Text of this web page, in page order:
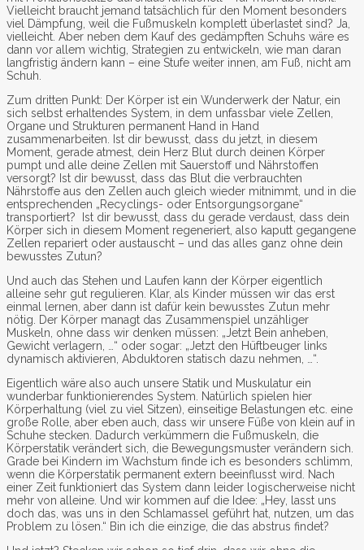
Vielleicht braucht jemand tatsächlich für den Moment besonders
viel Dämpfung, weil die Fußmuskeln komplett überlastet sind? Ja,
vielleicht. Aber neben dem Kauf des gedämpften Schuhs wäre es
dann vor allem wichtig, Strategien zu entwickeln, wie man daran
langfristig ändern kann – eine Stufe weiter innen, am Fuß, nicht am
Schuh.
Zum dritten Punkt: Der Körper ist ein Wunderwerk der Natur, ein
sich selbst erhaltendes System, in dem unfassbar viele Zellen,
Organe und Strukturen permanent Hand in Hand
zusammenarbeiten. Ist dir bewusst, dass du jetzt, in diesem
Moment, gerade atmest, dein Herz Blut durch deinen Körper
pumpt und alle deine Zellen mit Sauerstoff und Nährstoffen
versorgt? Ist dir bewusst, dass das Blut die verbrauchten
Nährstoffe aus den Zellen auch gleich wieder mitnimmt, und in die
entsprechenden „Recyclings- oder Entsorgungsorgane“
transportiert? Ist dir bewusst, dass du gerade verdaust, dass dein
Körper sich in diesem Moment regeneriert, also kaputt gegangene
Zellen repariert oder austauscht – und das alles ganz ohne dein
bewusstes Zutun?
Und auch das Stehen und Laufen kann der Körper eigentlich
alleine sehr gut regulieren. Klar, als Kinder müssen wir das erst
einmal lernen, aber dann ist dafür kein bewusstes Zutun mehr
nötig. Der Körper managt das Zusammenspiel unzähliger
Muskeln, ohne dass wir denken müssen: „Jetzt Bein anheben,
Gewicht verlagern, …“ oder sogar: „Jetzt den Hüftbeuger links
dynamisch aktivieren, Abduktoren statisch dazu nehmen, …“.
Eigentlich wäre also auch unsere Statik und Muskulatur ein
wunderbar funktionierendes System. Natürlich spielen hier
Körperhaltung (viel zu viel Sitzen), einseitige Belastungen etc. eine
große Rolle, aber eben auch, dass wir unsere Füße von klein auf in
Schuhe stecken. Dadurch verkümmern die Fußmuskeln, die
Körperstatik verändert sich, die Bewegungsmuster verändern sich.
Grade bei Kindern im Wachstum finde ich es besonders schlimm,
wenn die Körperstatik permanent extern beeinflusst wird. Nach
einer Zeit funktioniert das System dann leider logischerweise nicht
mehr von alleine. Und wir kommen auf die Idee: „Hey, lasst uns
doch das, was uns in den Schlamassel geführt hat, nutzen, um das
Problem zu lösen.“ Bin ich die einzige, die das abstrus findet?